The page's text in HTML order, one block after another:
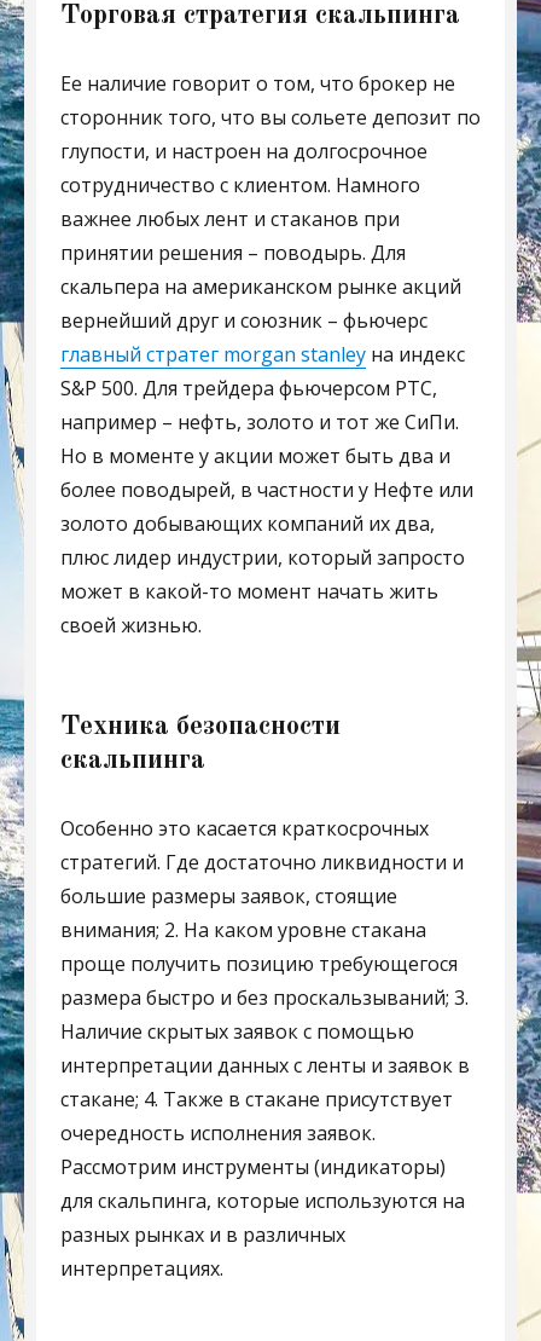
Торговая стратегия скальпинга
Ее наличие говорит о том, что брокер не
сторонник того, что вы сольете депозит по
глупости, и настроен на долгосрочное
сотрудничество с клиентом. Намного
важнее любых лент и стаканов при
принятии решения – поводырь. Для
скальпера на американском рынке акций
вернейший друг и союзник – фьючерс
главный стратег morgan stanley на индекс
S&P 500. Для трейдера фьючерсом РТС,
например – нефть, золото и тот же СиПи.
Но в моменте у акции может быть два и
более поводырей, в частности у Нефте или
золото добывающих компаний их два,
плюс лидер индустрии, который запросто
может в какой-то момент начать жить
своей жизнью.
Техника безопасности
скальпинга
Особенно это касается краткосрочных
стратегий. Где достаточно ликвидности и
большие размеры заявок, стоящие
внимания; 2. На каком уровне стакана
проще получить позицию требующегося
размера быстро и без проскальзываний; 3.
Наличие скрытых заявок с помощью
интерпретации данных с ленты и заявок в
стакане; 4. Также в стакане присутствует
очередность исполнения заявок.
Рассмотрим инструменты (индикаторы)
для скальпинга, которые используются на
разных рынках и в различных
интерпретациях.